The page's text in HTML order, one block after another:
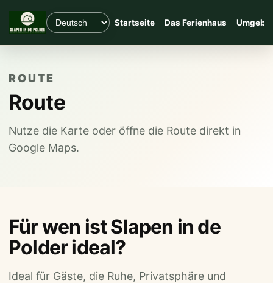
Startseite Das Ferienhaus
ROUTE
Route
Nutze die Karte oder öffne die Route direkt in
Google Maps.
Für wen ist Slapen in de
Polder ideal?
Ideal für Gäste, die Ruhe, Privatsphäre und